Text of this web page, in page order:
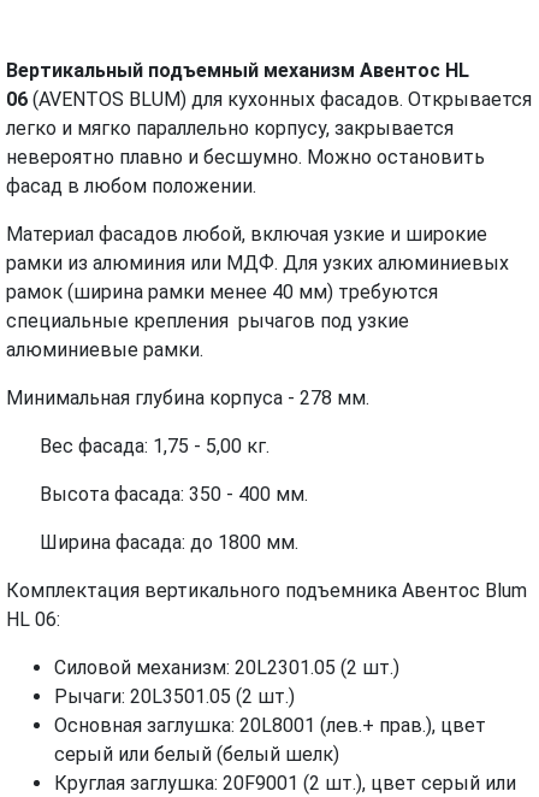
Вертикальный подъемный механизм Авентос HL
06 (AVENTOS BLUM) для кухонных фасадов. Открывается
легко и мягко параллельно корпусу, закрывается
невероятно плавно и бесшумно. Можно остановить
фасад в любом положении.
Материал фасадов любой, включая узкие и широкие
рамки из алюминия или МДФ. Для узких алюминиевых
рамок (ширина рамки менее 40 мм) требуются
специальные крепления рычагов под узкие
алюминиевые рамки.
Минимальная глубина корпуса - 278 мм.
Вес фасада: 1,75 - 5,00 кг.
Высота фасада: 350 - 400 мм.
Ширина фасада: до 1800 мм.
Комплектация вертикального подъемника Авентос Blum
HL 06:
Силовой механизм: 20L2301.05 (2 шт.)
Рычаги: 20L3501.05 (2 шт.)
Основная заглушка: 20L8001 (лев.+ прав.), цвет
серый или белый (белый шелк)
Круглая заглушка: 20F9001 (2 шт.), цвет серый или